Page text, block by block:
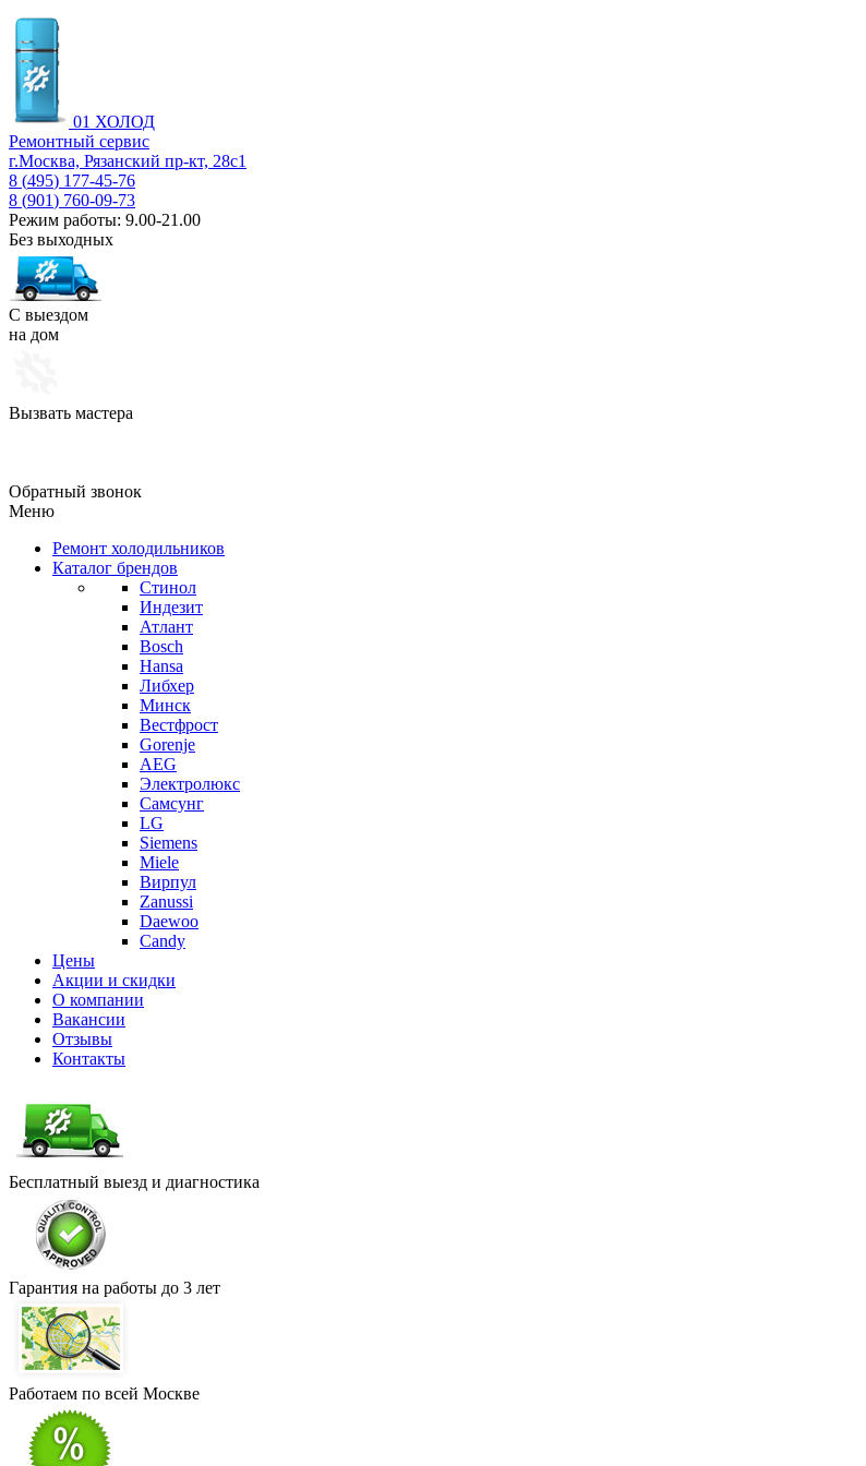
01 ХОЛОД
Ремонтный сервис
г.Москва, Рязанский пр-кт, 28с1
8 (495) 177-45-76
8 (901) 760-09-73
Режим работы: 9.00-21.00
Без выходных
С выездом
на дом
Вызвать мастера
Обратный звонок
Меню
Ремонт холодильников
Каталог брендов
Стинол
Индезит
Атлант
Bosch
Hansa
Либхер
Минск
Вестфрост
Gorenje
AEG
Электролюкс
Самсунг
LG
Siemens
Miele
Вирпул
Zanussi
Daewoo
Candy
Цены
Акции и скидки
О компании
Вакансии
Отзывы
Контакты
Бесплатный выезд и диагностика
Гарантия на работы до 3 лет
Работаем по всей Москве